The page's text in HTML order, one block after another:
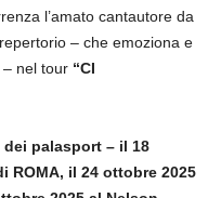
l’amato cantautore da
– che emoziona e
nel tour “CI
palasport – il 18
ROMA, il 24 ottobre 2025